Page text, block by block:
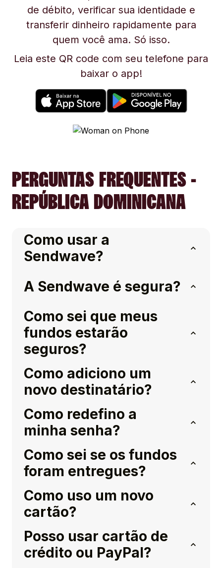
de débito, verificar sua identidade e
transferir dinheiro rapidamente para
quem você ama. Só isso.
Leia este QR code com seu telefone para
baixar o app!
PERGUNTAS FREQUENTES -
REPÚBLICA DOMINICANA
Como usar a
Sendwave?
A Sendwave é segura?
Como sei que meus
fundos estarão
seguros?
Como adiciono um
novo destinatário?
Como redefino a
minha senha?
Como sei se os fundos
foram entregues?
Como uso um novo
cartão?
Posso usar cartão de
crédito ou PayPal?